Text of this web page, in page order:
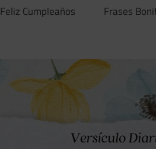
Feliz Cumpleaños Frases